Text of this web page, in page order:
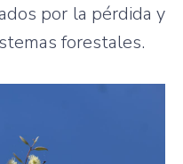
por la pérdida y
forestales.